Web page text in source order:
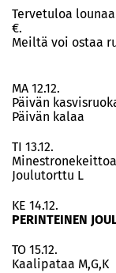
Tervetuloa
€.
Meiltä voi ostaa
MA 12.12.
Päivän
Päivän kalaa
TI 13.12.
Minestronekeittoa
Joulutorttu L
KE 14.12.
PERINTEINEN
TO 15.12.
Kaalipataa M,G,K